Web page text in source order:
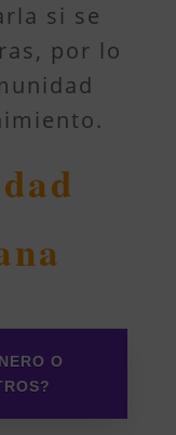
si se
por lo
O